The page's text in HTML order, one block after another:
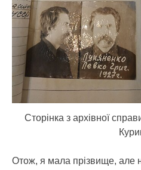
Сторінка з архівної
Отож, я мала прізвище, але